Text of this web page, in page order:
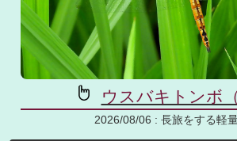
ウスバキトンボ（
2026/08/06 : 長旅をする軽